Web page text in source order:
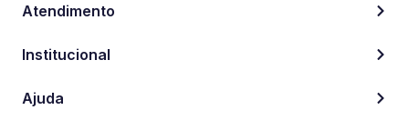
Atendimento
Institucional
Ajuda